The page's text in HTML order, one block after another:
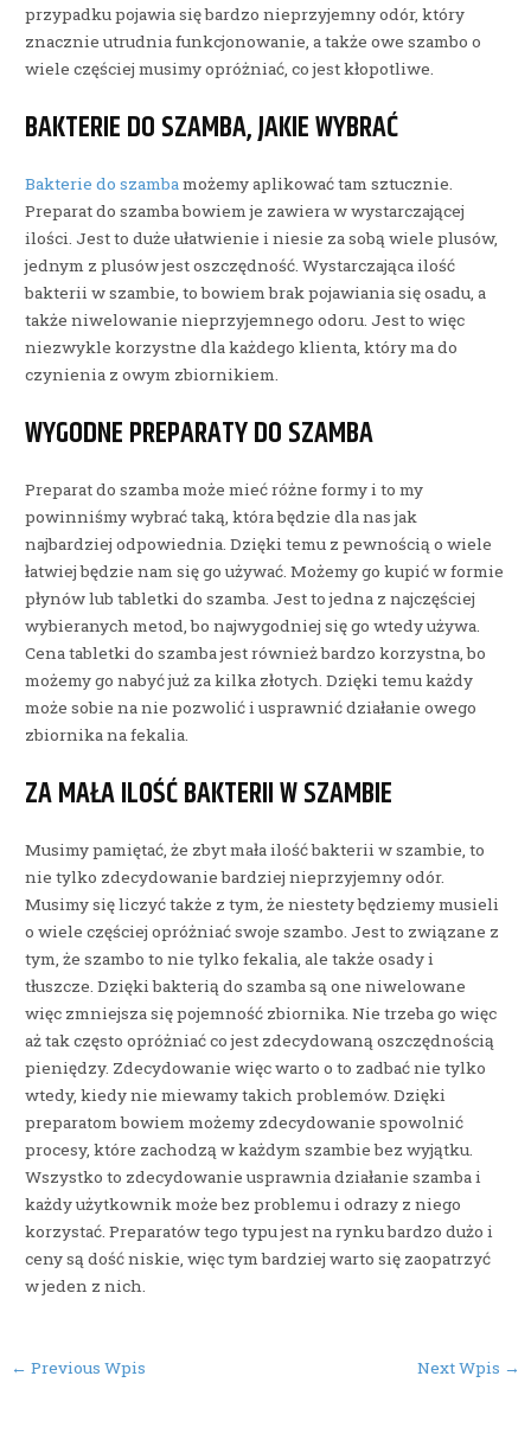
przypadku pojawia się bardzo nieprzyjemny odór, który
znacznie utrudnia funkcjonowanie, a także owe szambo o
wiele częściej musimy opróżniać, co jest kłopotliwe.
BAKTERIE DO SZAMBA, JAKIE WYBRAĆ
Bakterie do szambamożemy aplikować tam sztucznie.
Preparat do szamba bowiem je zawiera w wystarczającej
ilości. Jest to duże ułatwienie i niesie za sobą wiele plusów,
jednym z plusów jest oszczędność. Wystarczająca ilość
bakterii w szambie, to bowiem brak pojawiania się osadu, a
także niwelowanie nieprzyjemnego odoru. Jest to więc
niezwykle korzystne dla każdego klienta, który ma do
czynienia z owym zbiornikiem.
WYGODNE PREPARATY DO SZAMBA
Preparat do szamba może mieć różne formy i to my
powinniśmy wybrać taką, która będzie dla nas jak
najbardziej odpowiednia. Dzięki temu z pewnością o wiele
łatwiej będzie nam się go używać. Możemy go kupić w formie
płynów lub tabletki do szamba. Jest to jedna z najczęściej
wybieranych metod, bo najwygodniej się go wtedy używa.
Cena tabletki do szamba jest również bardzo korzystna, bo
możemy go nabyć już za kilka złotych. Dzięki temu każdy
może sobie na nie pozwolić i usprawnić działanie owego
zbiornika na fekalia.
ZA MAŁA ILOŚĆ BAKTERII W SZAMBIE
Musimy pamiętać, że zbyt mała ilość bakterii w szambie, to
nie tylko zdecydowanie bardziej nieprzyjemny odór.
Musimy się liczyć także z tym, że niestety będziemy musieli
o wiele częściej opróżniać swoje szambo. Jest to związane z
tym, że szambo to nie tylko fekalia, ale także osady i
tłuszcze. Dzięki bakterią do szamba są one niwelowane
więc zmniejsza się pojemność zbiornika. Nie trzeba go więc
aż tak często opróżniać co jest zdecydowaną oszczędnością
pieniędzy. Zdecydowanie więc warto o to zadbać nie tylko
wtedy, kiedy nie miewamy takich problemów. Dzięki
preparatom bowiem możemy zdecydowanie spowolnić
procesy, które zachodzą w każdym szambie bez wyjątku.
Wszystko to zdecydowanie usprawnia działanie szamba i
każdy użytkownik może bez problemu i odrazy z niego
korzystać. Preparatów tego typu jest na rynku bardzo dużo i
ceny są dość niskie, więc tym bardziej warto się zaopatrzyć
w jeden z nich.
Post
← Previous Wpis Next Wpis →